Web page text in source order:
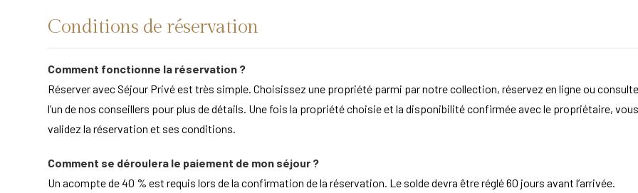
Conditions de réservation
Comment fonctionne la réservation ?
Réserver avec Séjour Privé est très simple. Choisissez une propriété parmi par notre collection, réservez en ligne ou
l’un de nos conseillers pour plus de détails. Une fois la propriété choisie et la disponibilité confirmée avec le propriétaire, vous
validez la réservation et ses conditions.
Comment se déroulera le paiement de mon séjour ?
Un acompte de 40 % est requis lors de la confirmation de la réservation. Le solde devra être réglé 60 jours avant l’arrivée.